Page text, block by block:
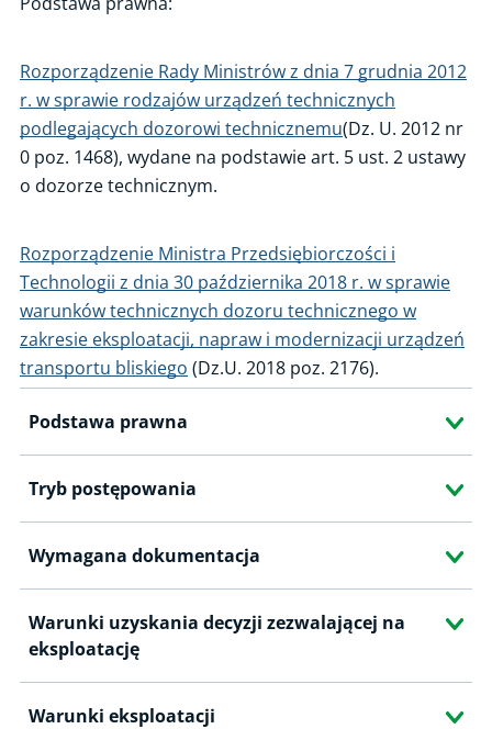
Wykazy uprawnionych zakładów
Kwalifikacje osób
Uznawanie laboratoriów
Uzgadnianie programów szkoleń
Informacje dla eksploatujących
Warunki Urzędu Dozoru Technicznego (WUDT)
Identyfikacja zagrożeń
Rozporządzenie Rady Ministrów z dnia 7 grudnia 2012
r. w sprawie rodzajów urządzeń technicznych
podlegających dozorowi technicznemu(Dz. U. 2012 nr
0 poz. 1468), wydane na podstawie art. 5 ust. 2 ustawy
o dozorze technicznym.
Rozporządzenie Ministra Przedsiębiorczości i
Technologii z dnia 30 października 2018 r. w sprawie
warunków technicznych dozoru technicznego w
zakresie eksploatacji, napraw i modernizacji urządzeń
transportu bliskiego (Dz.U. 2018 poz. 2176).
Podstawa prawna
Tryb postępowania
Wymagana dokumentacja
Warunki uzyskania decyzji zezwalającej na
eksploatację
Warunki eksploatacji